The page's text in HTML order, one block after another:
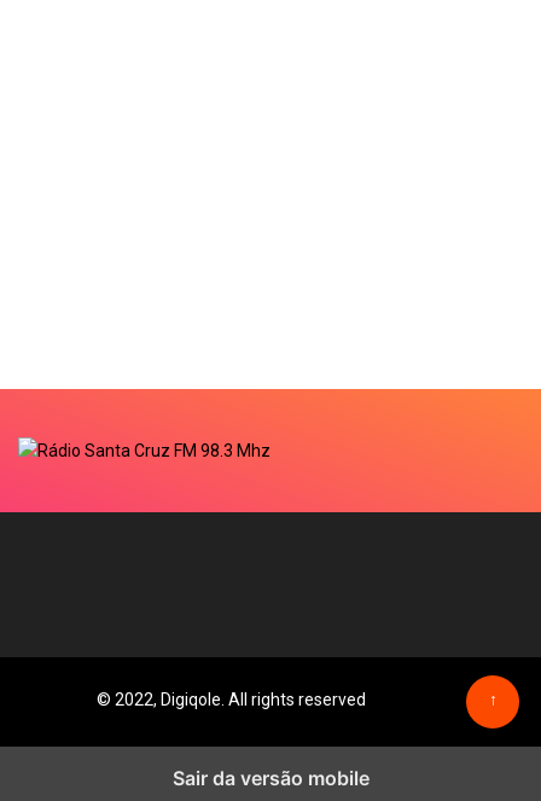
© 2022, Digiqole. All rights reserved ↑
Sair da versão mobile